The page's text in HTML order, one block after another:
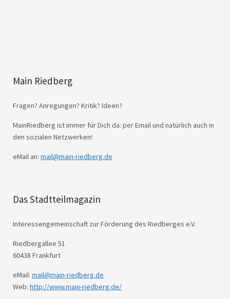
Main Riedberg
Fragen? Anregungen? Kritik? Ideen?
MainRiedberg ist immer für Dich da: per Email und natürlich auch in
den sozialen Netzwerken!
eMail an: mail@main-riedberg.de
Das Stadtteilmagazin
Interessengemeinschaft zur Förderung des Riedberges e.V.
Riedbergallee 51
60438 Frankfurt
eMail: mail@main-riedberg.de
Web: http://www.main-riedberg.de/